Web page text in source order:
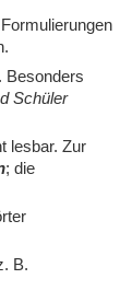
Besonders
Schüler
lesbar. Zur
; die
B.